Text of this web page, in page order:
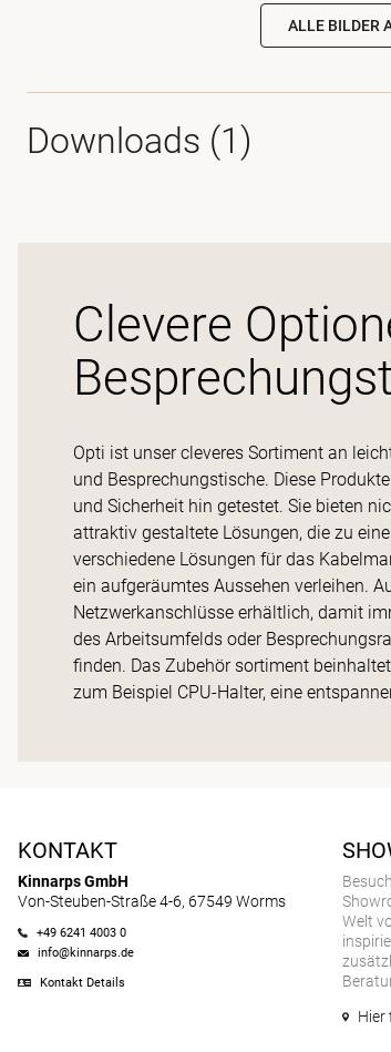
ALLE BILDER
Downloads (1)
Clevere
Opti ist unser cleveres Sortiment an
und Besprechungstische. Diese
und Sicherheit hin getestet. Sie bieten
attraktiv gestaltete Lösungen, die zu
verschiedene Lösungen für das
ein aufgeräumtes Aussehen verleihen.
Netzwerkanschlüsse erhältlich, damit
des Arbeitsumfelds oder
finden. Das Zubehör sortiment
zum Beispiel CPU-Halter, eine
KONTAKT
Kinnarps GmbH
Von-Steuben-Straße 4-6, 67549 Worms
+49 6241 4003 0
info@kinnarps.de
Kontakt Details
Welt
Hier